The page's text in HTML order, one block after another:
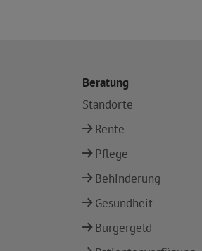
Beratung
Standorte
Rente
Pflege
Behinderung
Gesundheit
Bürgergeld